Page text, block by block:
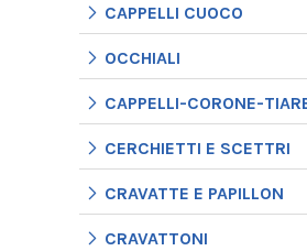
CAPPELLI CUOCO
OCCHIALI
CAPPELLI-CORONE-
CERCHIETTI E SCETTRI
CRAVATTE E PAPILLON
CRAVATTONI